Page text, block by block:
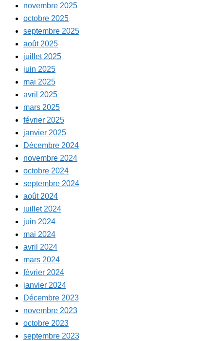
novembre 2025
octobre 2025
septembre 2025
août 2025
juillet 2025
juin 2025
mai 2025
avril 2025
mars 2025
février 2025
janvier 2025
Décembre 2024
novembre 2024
octobre 2024
septembre 2024
août 2024
juillet 2024
juin 2024
mai 2024
avril 2024
mars 2024
février 2024
janvier 2024
Décembre 2023
novembre 2023
octobre 2023
septembre 2023